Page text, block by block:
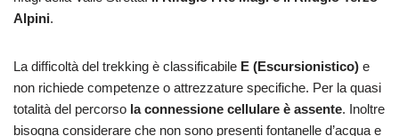
Alpini.
La difficoltà del trekking è classificabile E (Escursionistico) e
non richiede competenze o attrezzature specifiche. Per la quasi
totalità del percorso la connessione cellulare è assente. Inoltre
bisogna considerare che non sono presenti fontanelle d’acqua e